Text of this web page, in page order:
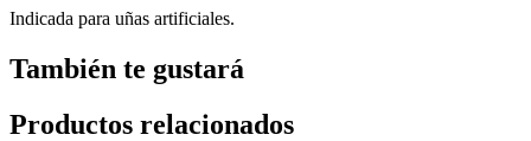
Indicada para uñas artificiales.
También te gustará
Productos relacionados